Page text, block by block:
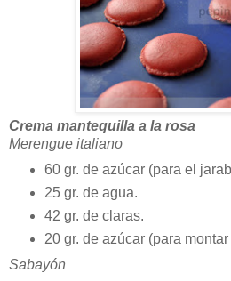
Crema mantequilla a la rosa
Merengue italiano
60 gr. de azúcar (para el
25 gr. de agua.
42 gr. de claras.
20 gr. de azúcar (para
Sabayón